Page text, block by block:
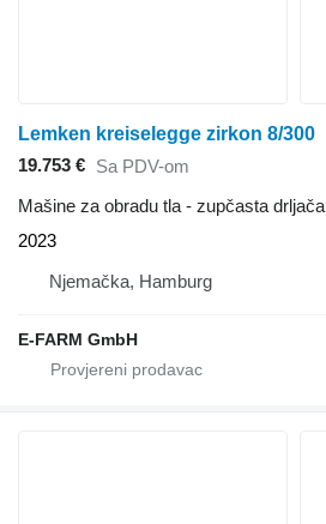
Lemken kreiselegge zirkon 8/300
19.753 € Sa PDV-om
Mašine za obradu tla - zupčasta drljača
2023
Njemačka, Hamburg
E-FARM GmbH